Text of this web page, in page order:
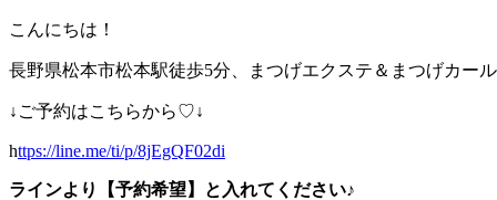
こんにちは！
長野県松本市松本駅徒歩5分、まつげエクステ＆まつげカー
↓ご予約はこちらから♡↓
https://line.me/ti/p/8jEgQF02di
ラインより【予約希望】と入れてください♪